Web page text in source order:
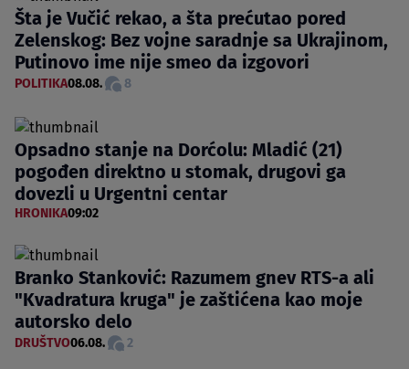
Šta je Vučić rekao, a šta prećutao pored
Zelenskog: Bez vojne saradnje sa Ukrajinom,
Putinovo ime nije smeo da izgovori
POLITIKA08.08. 8
Opsadno stanje na Dorćolu: Mladić (21)
pogođen direktno u stomak, drugovi ga
dovezli u Urgentni centar
HRONIKA09:02
Branko Stanković: Razumem gnev RTS-a ali
"Kvadratura kruga" je zaštićena kao moje
autorsko delo
DRUŠTVO06.08. 2